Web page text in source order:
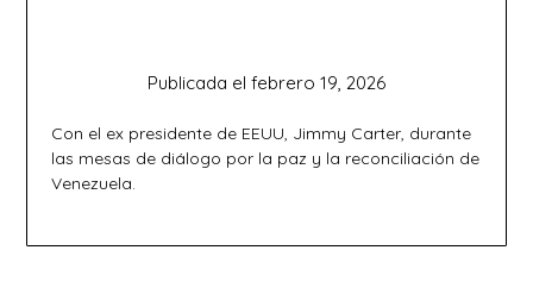
Publicada el febrero 19, 2026
Con el ex presidente de EEUU, Jimmy Carter, durante
las mesas de diálogo por la paz y la reconciliación de
Venezuela.